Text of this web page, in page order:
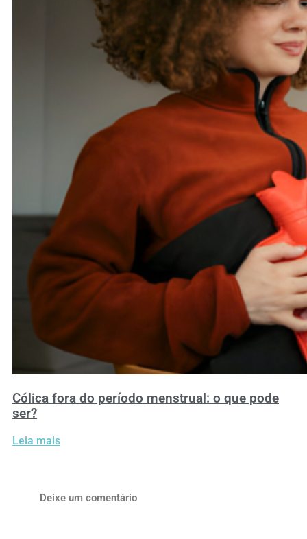
Cólica fora do período menstrual: o que pode
ser?
Leia mais
Deixe um comentário